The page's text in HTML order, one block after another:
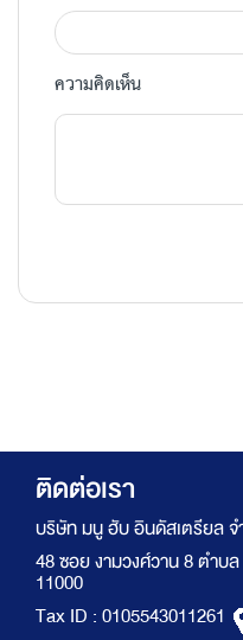
ความคิดเห็น
ติดต่อเรา
บริษัท มนู ฮับ อินดัสเตรียล จ
48 ซอย งามวงศ์วาน 8 ตำบ
11000
Tax ID : 0105543011261